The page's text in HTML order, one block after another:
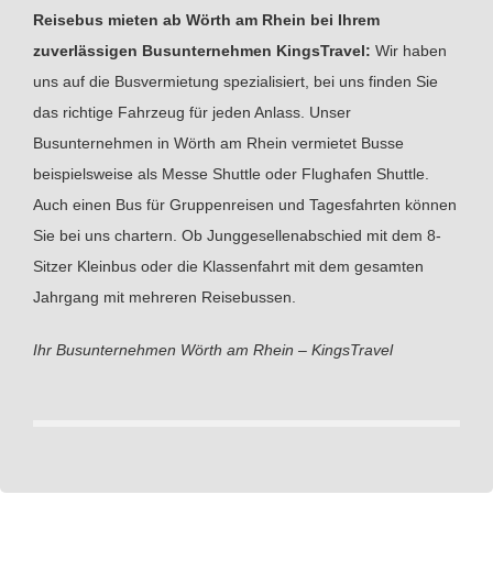
Reisebus mieten ab Wörth am Rhein bei Ihrem
zuverlässigen Busunternehmen KingsTravel: Wir haben
uns auf die Busvermietung spezialisiert, bei uns finden Sie
das richtige Fahrzeug für jeden Anlass. Unser
Busunternehmen in Wörth am Rhein vermietet Busse
beispielsweise als Messe Shuttle oder Flughafen Shuttle.
Auch einen Bus für Gruppenreisen und Tagesfahrten können
Sie bei uns chartern. Ob Junggesellenabschied mit dem 8-
Sitzer Kleinbus oder die Klassenfahrt mit dem gesamten
Jahrgang mit mehreren Reisebussen.
Ihr Busunternehmen Wörth am Rhein – KingsTravel